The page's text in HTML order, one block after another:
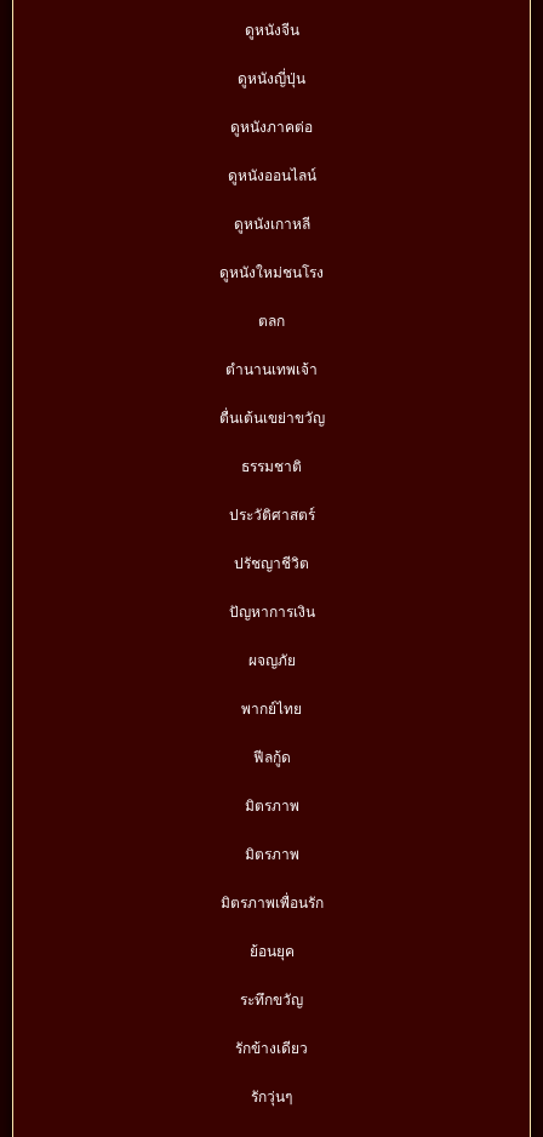
ดูหนังจีน
ดูหนังญี่ปุ่น
ดูหนังภาคต่อ
ดูหนังออนไลน์
ดูหนังเกาหลี
ดูหนังใหม่ชนโรง
ตลก
ตำนานเทพเจ้า
ตื่นเต้นเขย่าขวัญ
ธรรมชาติ
ประวัติศาสตร์
ปรัชญาชีวิต
ปัญหาการเงิน
ผจญภัย
พากย์ไทย
ฟีลกู้ด
มิตรภาพ
มิตรภาพ
มิตรภาพเพื่อนรัก
ย้อนยุค
ระทึกขวัญ
รักข้างเดียว
รักวุ่นๆ